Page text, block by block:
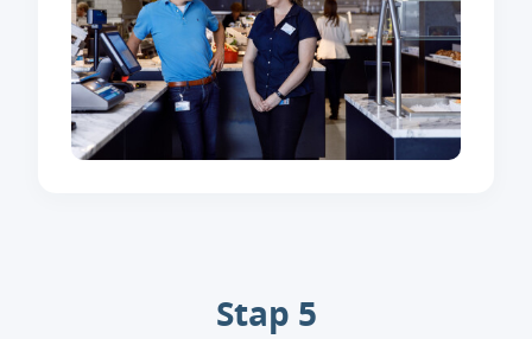
Stap 5